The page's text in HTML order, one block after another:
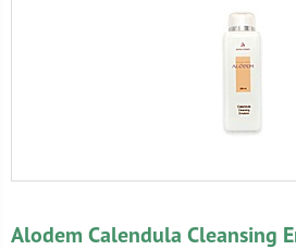
Alodem Calendula Cleansing